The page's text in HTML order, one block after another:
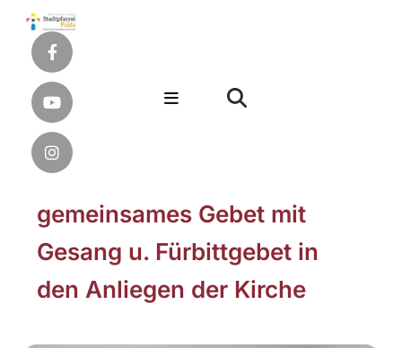
gemeinsames Gebet mit
Gesang u. Fürbittgebet in
den Anliegen der Kirche